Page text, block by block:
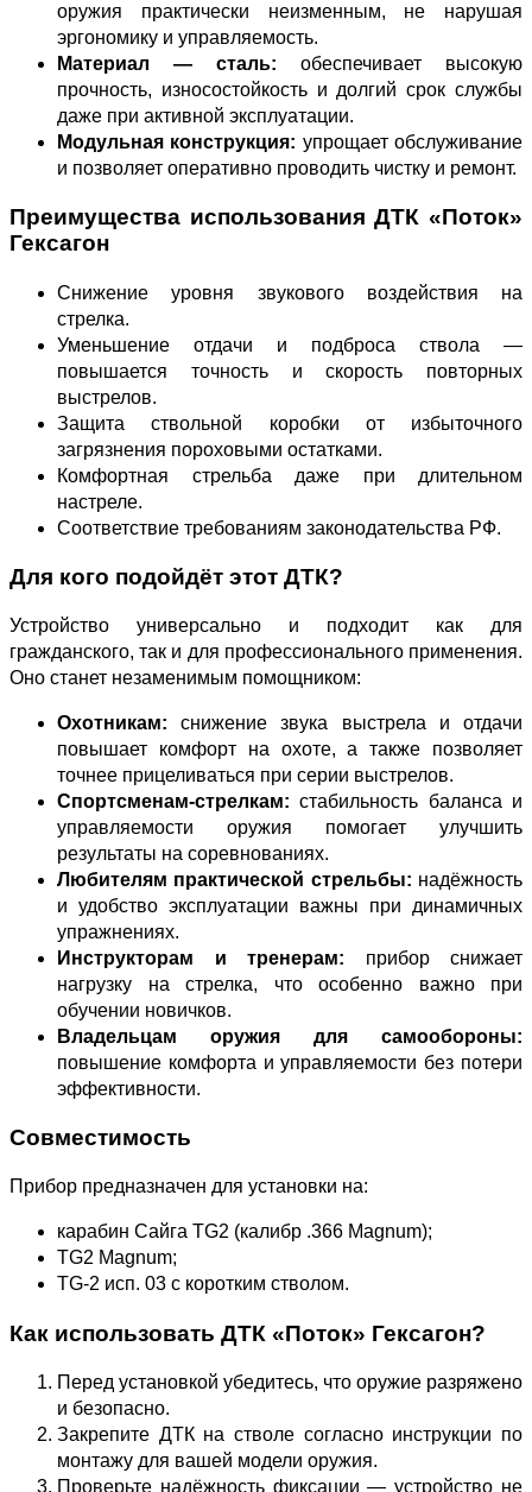
оружия практически неизменным, не нарушая
эргономику и управляемость.
Материал — сталь: обеспечивает высокую
прочность, износостойкость и долгий срок службы
даже при активной эксплуатации.
Модульная конструкция: упрощает обслуживание
и позволяет оперативно проводить чистку и ремонт.
Преимущества использования ДТК «Поток»
Гексагон
Снижение уровня звукового воздействия на
стрелка.
Уменьшение отдачи и подброса ствола —
повышается точность и скорость повторных
выстрелов.
Защита ствольной коробки от избыточного
загрязнения пороховыми остатками.
Комфортная стрельба даже при длительном
настреле.
Соответствие требованиям законодательства РФ.
Для кого подойдёт этот ДТК?
Устройство универсально и подходит как для
гражданского, так и для профессионального применения.
Оно станет незаменимым помощником:
Охотникам: снижение звука выстрела и отдачи
повышает комфорт на охоте, а также позволяет
точнее прицеливаться при серии выстрелов.
Спортсменам‑стрелкам: стабильность баланса и
управляемости оружия помогает улучшить
результаты на соревнованиях.
Любителям практической стрельбы: надёжность
и удобство эксплуатации важны при динамичных
упражнениях.
Инструкторам и тренерам: прибор снижает
нагрузку на стрелка, что особенно важно при
обучении новичков.
Владельцам оружия для самообороны:
повышение комфорта и управляемости без потери
эффективности.
Совместимость
Прибор предназначен для установки на:
карабин Сайга TG2 (калибр .366 Magnum);
TG2 Magnum;
TG‑2 исп. 03 с коротким стволом.
Как использовать ДТК «Поток» Гексагон?
Перед установкой убедитесь, что оружие разряжено
и безопасно.
Закрепите ДТК на стволе согласно инструкции по
монтажу для вашей модели оружия.
Проверьте надёжность фиксации — устройство не